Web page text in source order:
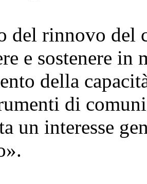
del rinnovo del
e sostenere in
della
di
un interesse